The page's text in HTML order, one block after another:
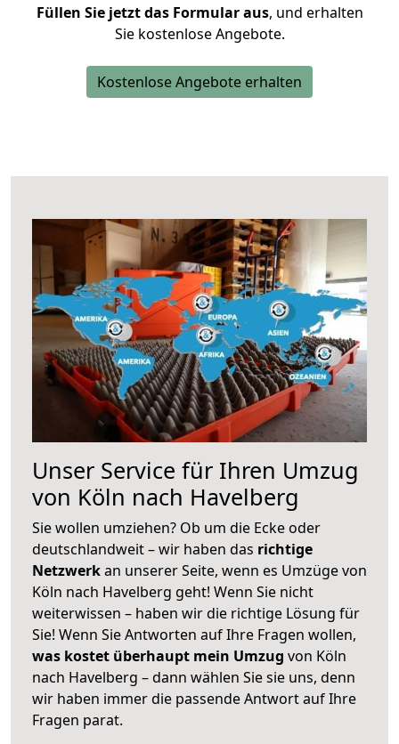
Füllen Sie jetzt das Formular aus, und erhalten
Sie kostenlose Angebote.
Kostenlose Angebote erhalten
Unser Service für Ihren Umzug
von Köln nach Havelberg
Sie wollen umziehen? Ob um die Ecke oder
deutschlandweit – wir haben das richtige
Netzwerkan unserer Seite, wenn es Umzüge von
Köln nach Havelberg geht! Wenn Sie nicht
weiterwissen – haben wir die richtige Lösung für
Sie! Wenn Sie Antworten auf Ihre Fragen wollen,
was kostet überhaupt mein Umzug von Köln
nach Havelberg – dann wählen Sie sie uns, denn
wir haben immer die passende Antwort auf Ihre
Fragen parat.